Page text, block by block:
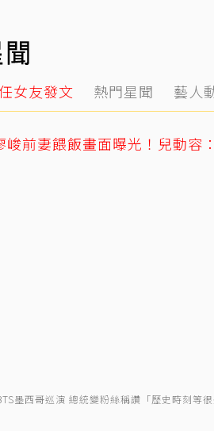
女友發文 熱門星聞 藝人
峻前妻餵飯畫面曝光！兒動容
墨西哥巡演 總統變粉絲稱讚「歷史時刻等很